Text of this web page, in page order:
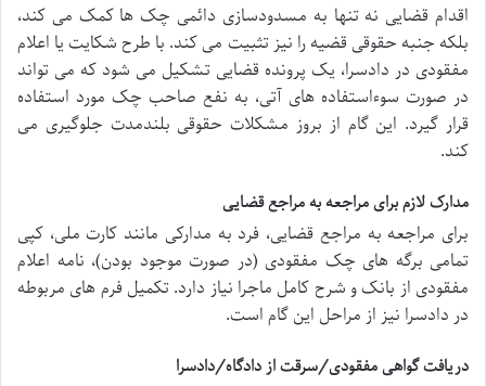
اقدام قضایی نه تنها به مسدودسازی دائمی چک ها کمک می کند،
بلکه جنبه حقوقی قضیه را نیز تثبیت می کند. با طرح شکایت یا اعلام
مفقودی در دادسرا، یک پرونده قضایی تشکیل می شود که می تواند
در صورت سوءاستفاده های آتی، به نفع صاحب چک مورد استفاده
قرار گیرد. این گام از بروز مشکلات حقوقی بلندمدت جلوگیری می
کند.
مدارک لازم برای مراجعه به مراجع قضایی
برای مراجعه به مراجع قضایی، فرد به مدارکی مانند کارت ملی، کپی
تمامی برگه های چک مفقودی (در صورت موجود بودن)، نامه اعلام
مفقودی از بانک و شرح کامل ماجرا نیاز دارد. تکمیل فرم های مربوطه
در دادسرا نیز از مراحل این گام است.
دریافت گواهی مفقودی/سرقت از دادگاه/دادسرا